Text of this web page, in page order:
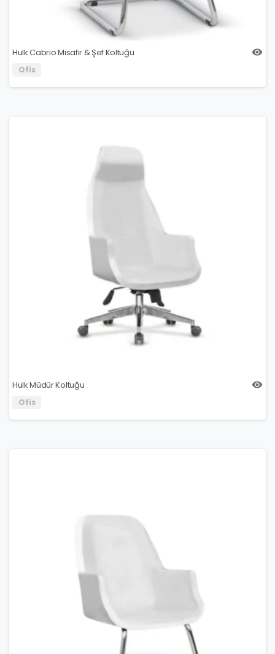
Hulk Cabrio Misafir & Şef Koltuğu
Ofis
Hulk Müdür Koltuğu
Ofis